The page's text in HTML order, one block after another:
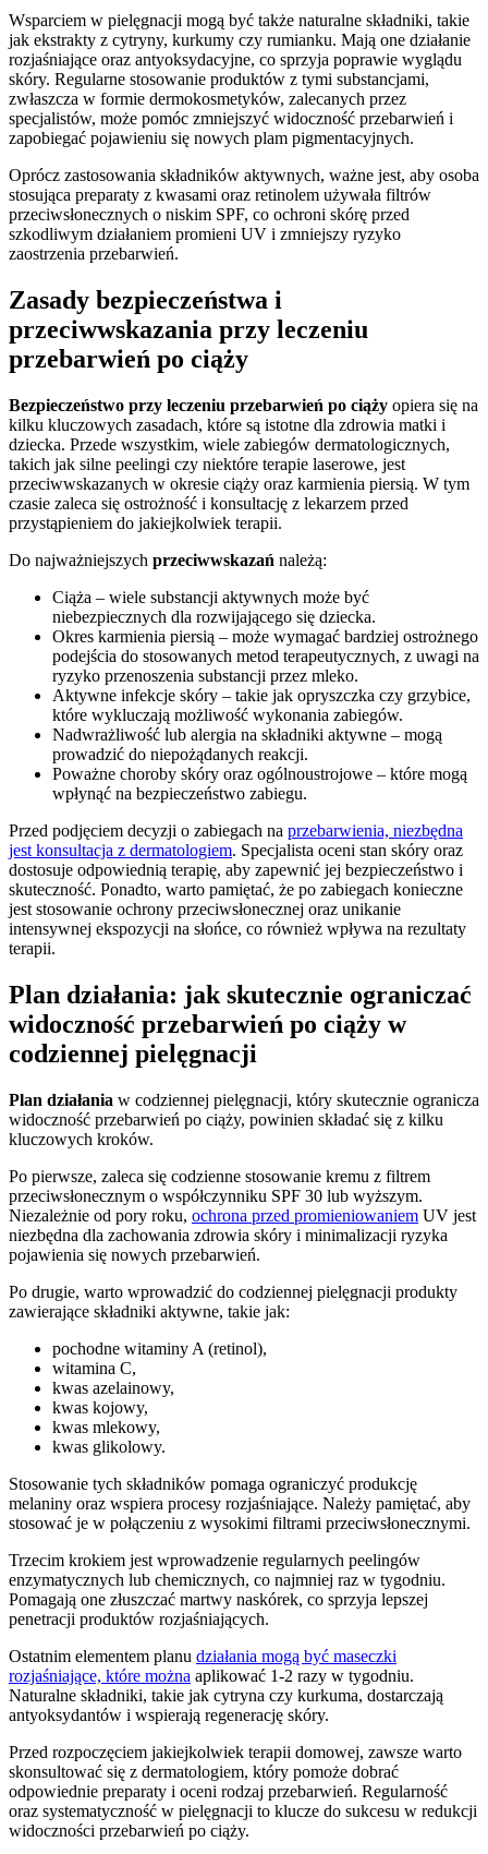
Wsparciem w pielęgnacji mogą być także naturalne składniki, takie
jak ekstrakty z cytryny, kurkumy czy rumianku. Mają one działanie
rozjaśniające oraz antyoksydacyjne, co sprzyja poprawie wyglądu
skóry. Regularne stosowanie produktów z tymi substancjami,
zwłaszcza w formie dermokosmetyków, zalecanych przez
specjalistów, może pomóc zmniejszyć widoczność przebarwień i
zapobiegać pojawieniu się nowych plam pigmentacyjnych.
Oprócz zastosowania składników aktywnych, ważne jest, aby osoba
stosująca preparaty z kwasami oraz retinolem używała filtrów
przeciwsłonecznych o niskim SPF, co ochroni skórę przed
szkodliwym działaniem promieni UV i zmniejszy ryzyko
zaostrzenia przebarwień.
Zasady bezpieczeństwa i
przeciwwskazania przy leczeniu
przebarwień po ciąży
Bezpieczeństwo przy leczeniu przebarwień po ciąży opiera się na
kilku kluczowych zasadach, które są istotne dla zdrowia matki i
dziecka. Przede wszystkim, wiele zabiegów dermatologicznych,
takich jak silne peelingi czy niektóre terapie laserowe, jest
przeciwwskazanych w okresie ciąży oraz karmienia piersią. W tym
czasie zaleca się ostrożność i konsultację z lekarzem przed
przystąpieniem do jakiejkolwiek terapii.
Do najważniejszych przeciwwskazań należą:
Ciąża – wiele substancji aktywnych może być
niebezpiecznych dla rozwijającego się dziecka.
Okres karmienia piersią – może wymagać bardziej ostrożnego
podejścia do stosowanych metod terapeutycznych, z uwagi na
ryzyko przenoszenia substancji przez mleko.
Aktywne infekcje skóry – takie jak opryszczka czy grzybice,
które wykluczają możliwość wykonania zabiegów.
Nadwrażliwość lub alergia na składniki aktywne – mogą
prowadzić do niepożądanych reakcji.
Poważne choroby skóry oraz ogólnoustrojowe – które mogą
wpłynąć na bezpieczeństwo zabiegu.
Przed podjęciem decyzji o zabiegach na przebarwienia, niezbędna
jest konsultacja z dermatologiem. Specjalista oceni stan skóry oraz
dostosuje odpowiednią terapię, aby zapewnić jej bezpieczeństwo i
skuteczność. Ponadto, warto pamiętać, że po zabiegach konieczne
jest stosowanie ochrony przeciwsłonecznej oraz unikanie
intensywnej ekspozycji na słońce, co również wpływa na rezultaty
terapii.
Plan działania: jak skutecznie ograniczać
widoczność przebarwień po ciąży w
codziennej pielęgnacji
Plan działania w codziennej pielęgnacji, który skutecznie ogranicza
widoczność przebarwień po ciąży, powinien składać się z kilku
kluczowych kroków.
Po pierwsze, zaleca się codzienne stosowanie kremu z filtrem
przeciwsłonecznym o współczynniku SPF 30 lub wyższym.
Niezależnie od pory roku, ochrona przed promieniowaniem UV jest
niezbędna dla zachowania zdrowia skóry i minimalizacji ryzyka
pojawienia się nowych przebarwień.
Po drugie, warto wprowadzić do codziennej pielęgnacji produkty
zawierające składniki aktywne, takie jak:
pochodne witaminy A (retinol),
witamina C,
kwas azelainowy,
kwas kojowy,
kwas mlekowy,
kwas glikolowy.
Stosowanie tych składników pomaga ograniczyć produkcję
melaniny oraz wspiera procesy rozjaśniające. Należy pamiętać, aby
stosować je w połączeniu z wysokimi filtrami przeciwsłonecznymi.
Trzecim krokiem jest wprowadzenie regularnych peelingów
enzymatycznych lub chemicznych, co najmniej raz w tygodniu.
Pomagają one złuszczać martwy naskórek, co sprzyja lepszej
penetracji produktów rozjaśniających.
Ostatnim elementem planu działania mogą być maseczki
rozjaśniające, które można aplikować 1-2 razy w tygodniu.
Naturalne składniki, takie jak cytryna czy kurkuma, dostarczają
antyoksydantów i wspierają regenerację skóry.
Przed rozpoczęciem jakiejkolwiek terapii domowej, zawsze warto
skonsultować się z dermatologiem, który pomoże dobrać
odpowiednie preparaty i oceni rodzaj przebarwień. Regularność
oraz systematyczność w pielęgnacji to klucze do sukcesu w redukcji
widoczności przebarwień po ciąży.